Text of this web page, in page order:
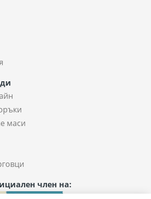
маси
член на: